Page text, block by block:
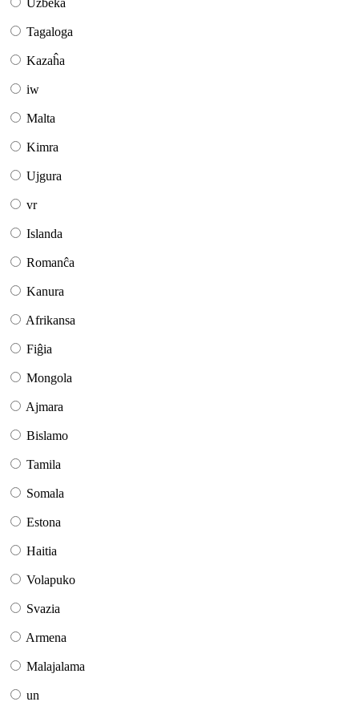
Uzbeka
Tagaloga
Kazaĥa
iw
Malta
Kimra
Ujgura
vr
Islanda
Romanĉa
Kanura
Afrikansa
Fiĝia
Mongola
Ajmara
Bislamo
Tamila
Somala
Estona
Haitia
Volapuko
Svazia
Armena
Malajalama
un